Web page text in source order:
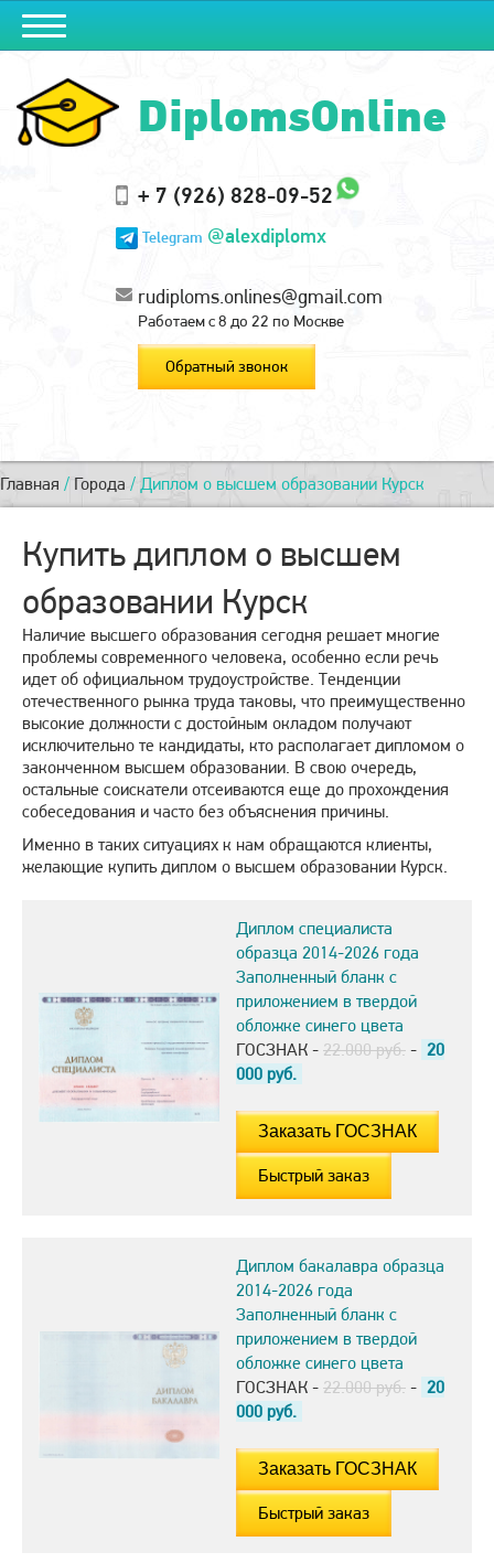
DiplomsOnline
+ 7 (926) 828-09-52
Telegram @alexdiplomx
rudiploms.onlines@gmail.com
Работаем с 8 до 22 по Москве
Обратный звонок
Главная / Города / Диплом о высшем образовании Курск
Купить диплом о высшем
образовании Курск
Наличие высшего образования сегодня решает многие
проблемы современного человека, особенно если речь
идет об официальном трудоустройстве. Тенденции
отечественного рынка труда таковы, что преимущественно
высокие должности с достойным окладом получают
исключительно те кандидаты, кто располагает дипломом о
законченном высшем образовании. В свою очередь,
остальные соискатели отсеиваются еще до прохождения
собеседования и часто без объяснения причины.
Именно в таких ситуациях к нам обращаются клиенты,
желающие купить диплом о высшем образовании Курск.
Диплом специалиста
образца 2014-2026 года
Заполненный бланк с
приложением в твердой
обложке синего цвета
ГОСЗНАК - 22.000 руб. - 20
000 руб.
Быстрый заказ
Диплом бакалавра образца
2014-2026 года
Заполненный бланк с
приложением в твердой
обложке синего цвета
ГОСЗНАК - 22.000 руб. - 20
000 руб.
Быстрый заказ